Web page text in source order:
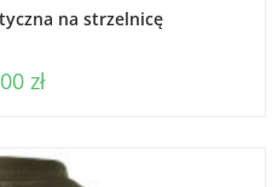
na strzelnicę
zł